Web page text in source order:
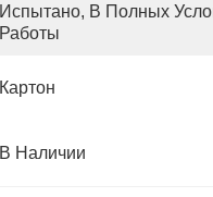
Испытано, В Полных
Работы
Картон
В Наличии